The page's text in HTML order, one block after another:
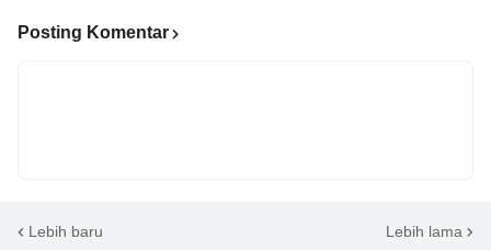
Posting Komentar
Lebih baru Lebih lama